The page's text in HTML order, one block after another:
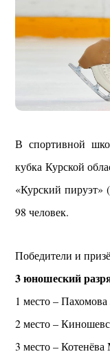
В спортивной
кубка Курской
«Курский пируэт»
98 человек.
Победители и
3 юношеский
1 место –
2 место –
3 место –